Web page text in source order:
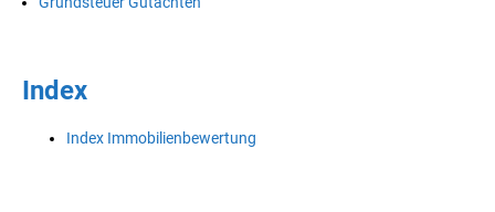
Index
Index Immobilienbewertung